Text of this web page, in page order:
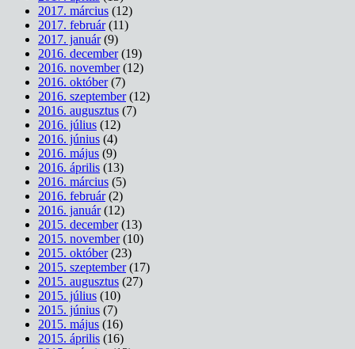
2017. március (12)
2017. február(11)
2017. január(9)
2016. december(19)
2016. november(12)
2016. október(7)
2016. szeptember(12)
2016. augusztus (7)
2016. július (12)
2016. június (4)
2016. május (9)
2016. április (13)
2016. március (5)
2016. február(2)
2016. január(12)
2015. december(13)
2015. november(10)
2015. október(23)
2015. szeptember(17)
2015. augusztus (27)
2015. július (10)
2015. június (7)
2015. május (16)
2015. április (16)